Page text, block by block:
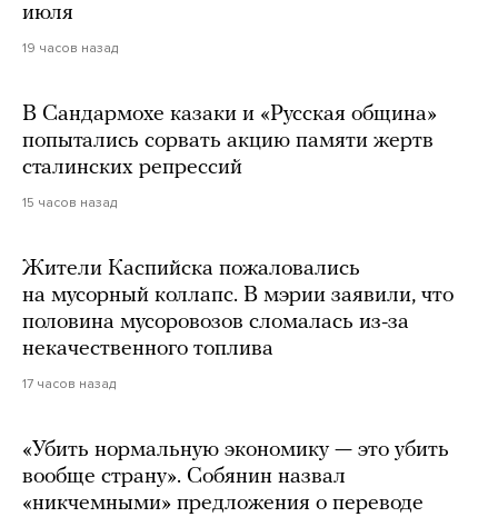
июля
19 часов назад
В Сандармохе казаки и «Русская община»
попытались сорвать акцию памяти жертв
сталинских репрессий
15 часов назад
Жители Каспийска пожаловались
на мусорный коллапс. В мэрии заявили, что
половина мусоровозов сломалась из-за
некачественного топлива
17 часов назад
«Убить нормальную экономику — это убить
вообще страну». Собянин назвал
«никчемными» предложения о переводе